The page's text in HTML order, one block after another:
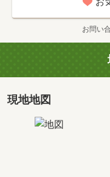
■現地/物件見学(30分
■ご希望条件の相談(30
お家の事なら(有)キョ
まずは一度ご連絡くだ
お問い
現地地図